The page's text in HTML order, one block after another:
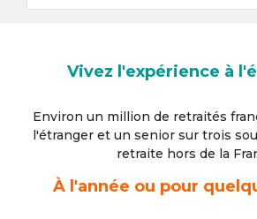
Vivez l'expérience à
Environ un million de retraités
l'étrangeret un senior sur trois
retraite hors de la
À l'année ou pour